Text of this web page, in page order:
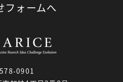
フォームへ
0901